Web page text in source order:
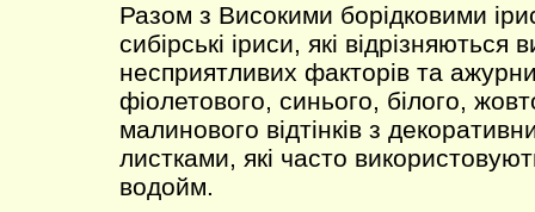
Разом з Високими борідковими
сибірські іриси, які відрізняються
несприятливих факторів та
фіолетового, синього, білого,
малинового відтінків з
листками, які часто
водойм.